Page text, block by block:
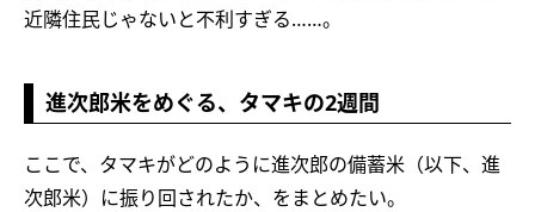
近隣住民じゃないと不利すぎる……。
進次郎米をめぐる、タマキの2週間
ここで、タマキがどのように進次郎の備蓄米（以下、進
次郎米）に振り回されたか、をまとめたい。